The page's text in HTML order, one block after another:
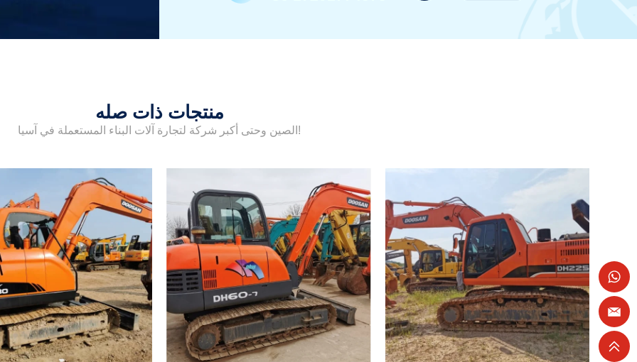
منتجات ذات صله
الصين وحتى أكبر شركة لتجارة آلات البناء المستعملة في آسيا!